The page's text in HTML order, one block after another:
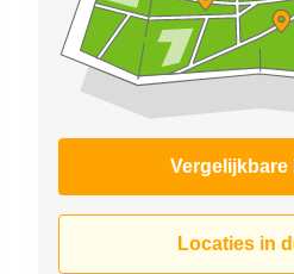
Coworking
Haarlem
Kantoor
Hengelo
Vergelijkbare
Locaties in